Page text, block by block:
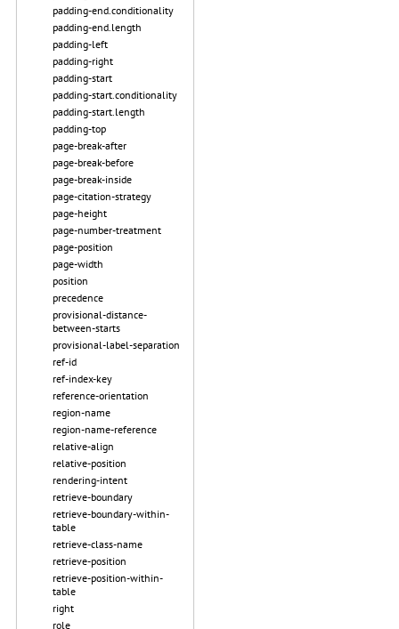
padding-end.conditionality
padding-end.length
padding-left
padding-right
padding-start
padding-start.conditionality
padding-start.length
padding-top
page-break-after
page-break-before
page-break-inside
page-citation-strategy
page-height
page-number-treatment
page-position
page-width
position
precedence
provisional-distance-
between-starts
provisional-label-separation
ref-id
ref-index-key
reference-orientation
region-name
region-name-reference
relative-align
relative-position
rendering-intent
retrieve-boundary
retrieve-boundary-within-
table
retrieve-class-name
retrieve-position
retrieve-position-within-
table
right
role